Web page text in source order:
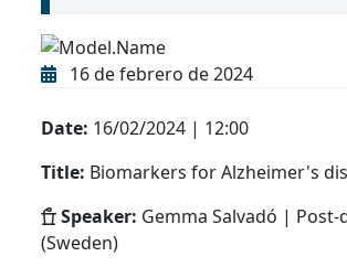
de
y Ayudas
16 de febrero de 2024
Date: 16/02/2024 | 12:00
Title: Biomarkers for Alzheimer's
Speaker: Gemma Salvadó |
(Sweden)